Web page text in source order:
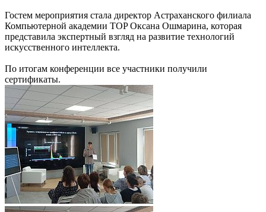
Гостем мероприятия стала директор Астраханского филиала
Компьютерной академии TOP Оксана Ошмарина, которая
представила экспертный взгляд на развитие технологий
искусственного интеллекта.
По итогам конференции все участники получили
сертификаты.